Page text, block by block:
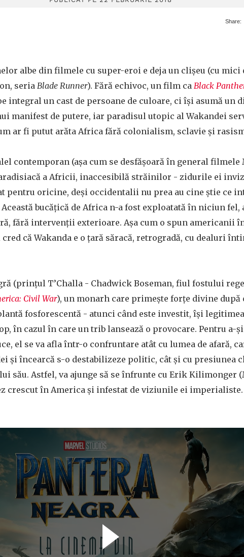
albe din filmele cu super-eroi e deja un clișeu (cu mici
seria Blade Runner). Fără echivoc, un film ca Black
integral un cast de persoane de culoare, ci își asumă un
manifest de putere, iar paradisul utopic al Wakandei
ar fi putut arăta Africa fără colonialism, sclavie și
contemporan (așa cum se desfășoară în general filmele
a Africii, inaccesibilă străinilor - zidurile ei
pentru oricine, deși occidentalii nu prea au cine știe ce
bucățică de Africa n-a fost exploatată în niciun fel,
fără intervenții exterioare. Așa cum o spun americanii
că Wakanda e o țară săracă, retrogradă, cu dealuri
(prințul T’Challa - Chadwick Boseman, fiul fostului rege
Civil War), un monarh care primește forțe divine după
fosforescentă - atunci când este investit, își
în cazul în care un trib lansează o provocare. Pentru a-
el se va afla într-o confruntare atât cu lumea de afară,
și încearcă s-o destabilizeze politic, cât și cu presiunea
său. Astfel, va ajunge să se înfrunte cu Erik Kilimonger
crescut în America și infestat de viziunile ei imperialiste.